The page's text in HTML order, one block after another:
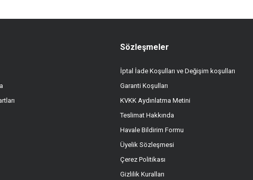
Gönder
Sözleşmeler
İptal İade Koşulları ve Değişim koşulları
Garanti Koşulları
KVKK Aydınlatma Metini
Teslimat Hakkında
Havale Bildirim Formu
Üyelik Sözleşmesi
Çerez Politikası
Gizlilik Kuralları